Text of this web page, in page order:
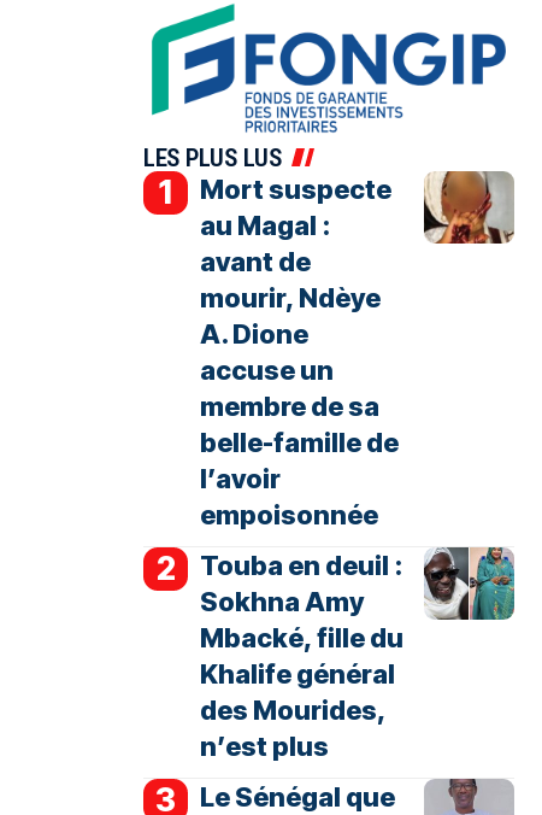
LES PLUS LUS
Mort suspecte
au Magal :
avant de
mourir, Ndèye
A. Dione
accuse un
membre de sa
belle-famille de
l’avoir
empoisonnée
Touba en deuil :
Sokhna Amy
Mbacké, fille du
Khalife général
des Mourides,
n’est plus
Le Sénégal que